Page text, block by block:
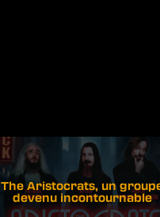
The Aristocrats, un
devenu incontournable